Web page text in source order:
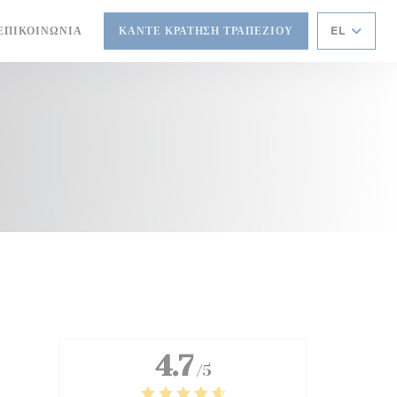
ΚΆΝΤΕ ΚΡΆΤΗΣΗ ΤΡΑΠΕΖΙΟΎ EL
4.7 /5